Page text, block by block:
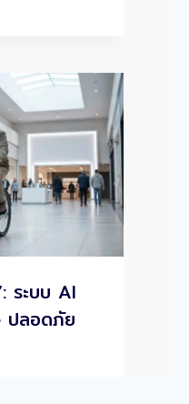
ระบบ AI
ปลอดภัย